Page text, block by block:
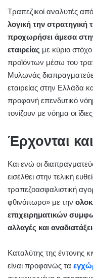
Τραπεζικοί αναλυτές
λογική την στρατηγική
προχωρήσει άμεσα
εταιρείας με κύριο
προϊόντων μέσω του
Μυλωνάς
εταιρείας στην Ελλάδα
προφανή επενδυτικό
τονίζουν με νόημα οι
Έρχονται
Και ενώ οι
εισέλθει στην τελική
τραπεζοασφαλιστική
φθινόπωρο» με την
επιχειρηματικών
αλλαγές και
Καταλύτης της έντονης
είναι προφανώς τα